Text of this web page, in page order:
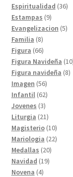
Espiritualidad 3636
Estampas 99
Evangelizacion 55
Familia 88
productos
Figura 6666
productos
Figura Navideña 10
Figura navideña 88
Imagen 5656
productos
Infantil 6262
productos
Jovenes 33
productos
Liturgia 2121
productos
Magisterio 1010
Mariologia 2222
Medallas 2020
Navidad 1919
Novena 44